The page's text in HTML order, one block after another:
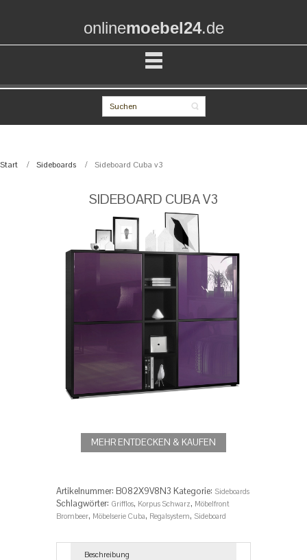
onlinemoebel24.de
Start Sideboards Sideboard Cuba v3
SIDEBOARD CUBA V3
MEHR ENTDECKEN & KAUFEN
Artikelnummer: B082X9V8N3 Kategorie: Sideboards
Schlagwörter: Grifflos, Korpus Schwarz, Möbelfront
Brombeer, Möbelserie Cuba, Regalsystem, Sideboard
Beschreibung